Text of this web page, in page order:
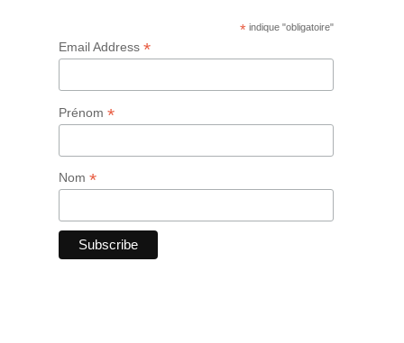
* indique "obligatoire"
Email Address *
Prénom *
Nom *